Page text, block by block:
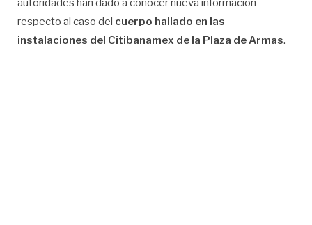
autoridades han dado a conocer nueva información
respecto al caso del cuerpo hallado en las
instalaciones del Citibanamex de la Plaza de Armas.